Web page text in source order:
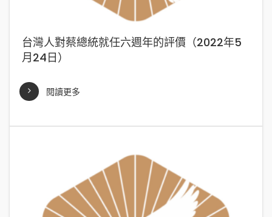
台灣人對蔡總統就任六週年的評價（2022年5
月24日）
閱讀更多